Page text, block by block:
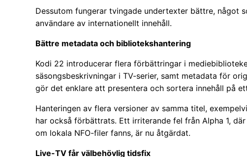
Dessutom fungerar tvingade undertexter bättre, något
användare av internationellt innehåll.
Bättre metadata och bibliotekshantering
Kodi 22 introducerar flera förbättringar i
säsongsbeskrivningar i TV-serier, samt metadata för
gör det enklare att presentera och sortera innehåll på
Hanteringen av flera versioner av samma titel,
har också förbättrats. Ett irriterande fel från Alpha 1,
om lokala NFO-filer fanns, är nu åtgärdat.
Live-TV får välbehövlig tidsfix